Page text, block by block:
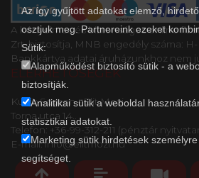
Az így gyűjtött adatokat elemző,
osztjuk meg. Partnereink ezeket
Sütik:
Alapműködést biztosító sütik - a
biztosítják.
Analitikai sütik a weboldal
statisztikai adatokat.
Marketing sütik hirdetések
segítséget.
A kényelmes és biztonságos online
Zrt. biztosítja, MNB engedély száma:
Bankkártya adatai áruházunkhoz nem
ELÉRHETŐSÉGEK
Kultik Sopron - Elit Mozi
Torna utca 14..
Telefon: +36-99-312-211 (pénztár
E-mail: info@elitmozi.hu